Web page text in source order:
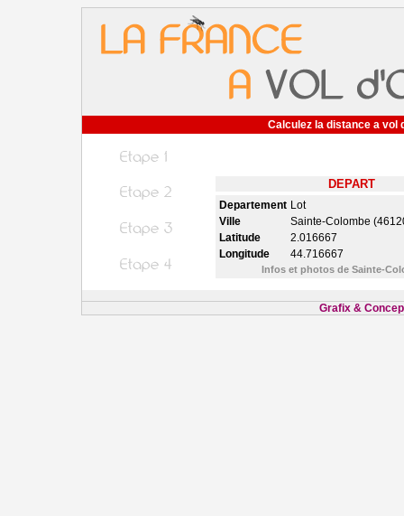
Calculez la distance a vol
DEPART
Departement Lot
Ville
Sainte-Colombe
Latitude
2.016667
Longitude
44.716667
Infos et photos de Sainte-
Grafix &